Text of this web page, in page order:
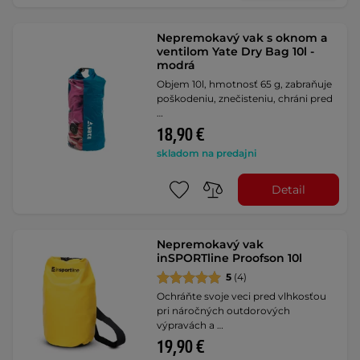
Nepremokavý vak s oknom a
ventilom Yate Dry Bag 10l -
modrá
Objem 10l, hmotnosť 65 g, zabraňuje
poškodeniu, znečisteniu, chráni pred
…
18,90 €
skladom na predajni
Detail
Nepremokavý vak
inSPORTline Proofson 10l
5 (4)
Ochráňte svoje veci pred vlhkosťou
pri náročných outdorových
výpravách a …
19,90 €